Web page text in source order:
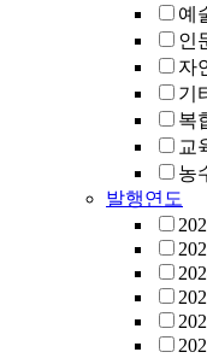
예
인
자
기
복
교
농
발행연도